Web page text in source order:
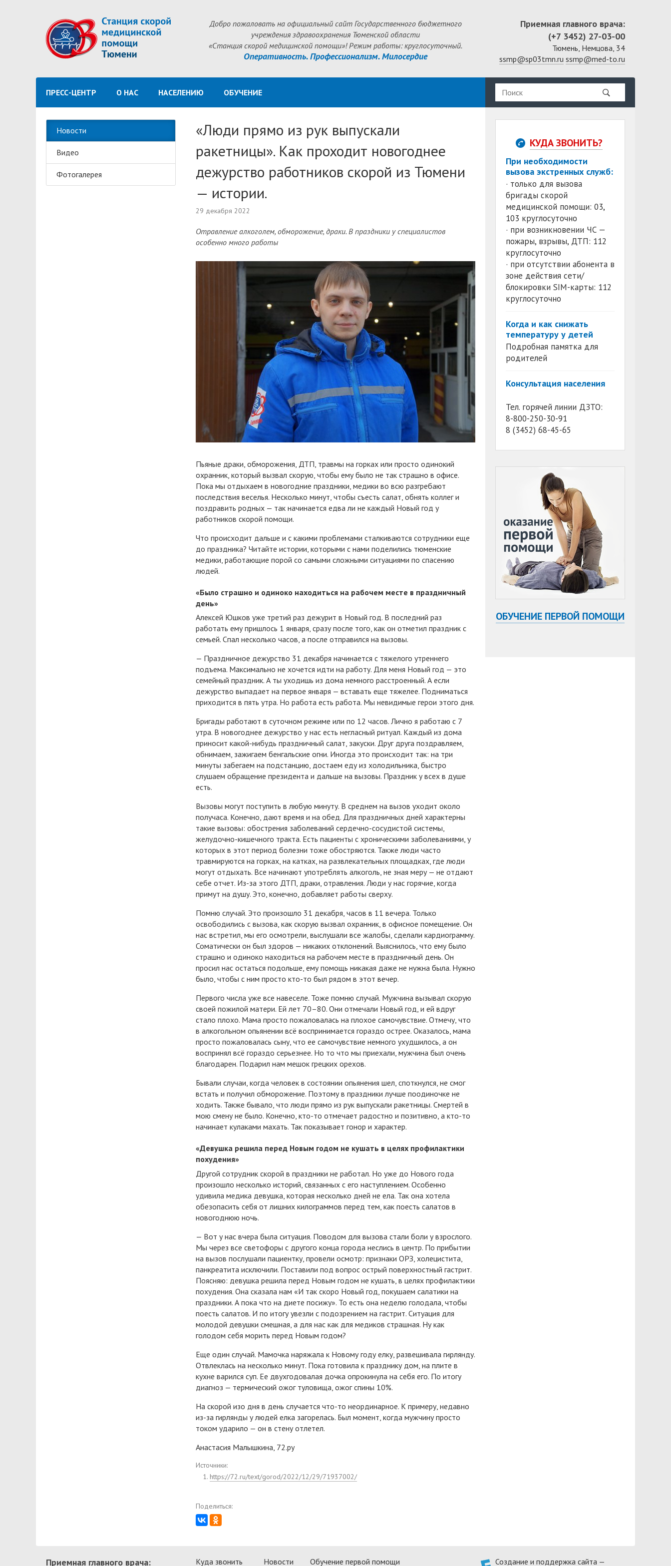
Добро пожаловать на официальный сайт Государственного бюджетного
учреждения здравоохранения Тюменской области
«Станция скорой медицинской помощи»! Режим работы: круглосуточный.
Оперативность. Профессионализм. Милосердие
Приемная главного врача:
(+7 3452) 27-03-00
Тюмень, Немцова, 34
ssmp@sp03tmn.ru ssmp@med-to.ru
ПРЕСС-ЦЕНТР О НАС НАСЕЛЕНИЮ ОБУЧЕНИЕ
Новости
Видео
Фотогалерея
«Люди прямо из рук выпускали
ракетницы». Как проходит новогоднее
дежурство работников скорой из Тюмени
— истории.
29 декабря 2022
Отравление алкоголем, обморожение, драки. В праздники у специалистов
особенно много работы
Пьяные драки, обморожения, ДТП, травмы на горках или просто одинокий
охранник, который вызвал скорую, чтобы ему было не так страшно в офисе.
Пока мы отдыхаем в новогодние праздники, медики во всю разгребают
последствия веселья. Несколько минут, чтобы съесть салат, обнять коллег и
поздравить родных — так начинается едва ли не каждый Новый год у
работников скорой помощи.
Что происходит дальше и с какими проблемами сталкиваются сотрудники еще
до праздника? Читайте истории, которыми с нами поделились тюменские
медики, работающие порой со самыми сложными ситуациями по спасению
людей.
«Было страшно и одиноко находиться на рабочем месте в праздничный
день»
Алексей Юшков уже третий раз дежурит в Новый год. В последний раз
работать ему пришлось 1 января, сразу после того, как он отметил праздник с
семьей. Спал несколько часов, а после отправился на вызовы.
— Праздничное дежурство 31 декабря начинается с тяжелого утреннего
подъема. Максимально не хочется идти на работу. Для меня Новый год — это
семейный праздник. А ты уходишь из дома немного расстроенный. А если
дежурство выпадает на первое января — вставать еще тяжелее. Подниматься
приходится в пять утра. Но работа есть работа. Мы невидимые герои этого дня.
Бригады работают в суточном режиме или по 12 часов. Лично я работаю с 7
утра. В новогоднее дежурство у нас есть негласный ритуал. Каждый из дома
приносит какой-нибудь праздничный салат, закуски. Друг друга поздравляем,
обнимаем, зажигаем бенгальские огни. Иногда это происходит так: на три
минуты забегаем на подстанцию, достаем еду из холодильника, быстро
слушаем обращение президента и дальше на вызовы. Праздник у всех в душе
есть.
Вызовы могут поступить в любую минуту. В среднем на вызов уходит около
получаса. Конечно, дают время и на обед. Для праздничных дней характерны
такие вызовы: обострения заболеваний сердечно-сосудистой системы,
желудочно-кишечного тракта. Есть пациенты с хроническими заболеваниями, у
которых в этот период болезни тоже обостряются. Также люди часто
травмируются на горках, на катках, на развлекательных площадках, где люди
могут отдыхать. Все начинают употреблять алкоголь, не зная меру — не отдают
себе отчет. Из-за этого ДТП, драки, отравления. Люди у нас горячие, когда
примут на душу. Это, конечно, добавляет работы сверху.
Помню случай. Это произошло 31 декабря, часов в 11 вечера. Только
освободились с вызова, как скорую вызвал охранник, в офисное помещение. Он
нас встретил, мы его осмотрели, выслушали все жалобы, сделали кардиограмму.
Соматически он был здоров — никаких отклонений. Выяснилось, что ему было
страшно и одиноко находиться на рабочем месте в праздничный день. Он
просил нас остаться подольше, ему помощь никакая даже не нужна была. Нужно
было, чтобы с ним просто кто-то был рядом в этот вечер.
Первого числа уже все навеселе. Тоже помню случай. Мужчина вызывал скорую
своей пожилой матери. Ей лет 70–80. Они отмечали Новый год, и ей вдруг
стало плохо. Мама просто пожаловалась на плохое самочувствие. Отмечу, что
в алкогольном опьянении всё воспринимается гораздо острее. Оказалось, мама
просто пожаловалась сыну, что ее самочувствие немного ухудшилось, а он
воспринял всё гораздо серьезнее. Но то что мы приехали, мужчина был очень
благодарен. Подарил нам мешок грецких орехов.
Бывали случаи, когда человек в состоянии опьянения шел, споткнулся, не смог
встать и получил обморожение. Поэтому в праздники лучше поодиночке не
ходить. Также бывало, что люди прямо из рук выпускали ракетницы. Смертей в
мою смену не было. Конечно, кто-то отмечает радостно и позитивно, а кто-то
начинает кулаками махать. Так показывает гонор и характер.
«Девушка решила перед Новым годом не кушать в целях профилактики
похудения»
Другой сотрудник скорой в праздники не работал. Но уже до Нового года
произошло несколько историй, связанных с его наступлением. Особенно
удивила медика девушка, которая несколько дней не ела. Так она хотела
обезопасить себя от лишних килограммов перед тем, как поесть салатов в
новогоднюю ночь.
— Вот у нас вчера была ситуация. Поводом для вызова стали боли у взрослого.
Мы через все светофоры с другого конца города неслись в центр. По прибытии
на вызов послушали пациентку, провели осмотр: признаки ОРЗ, холецистита,
панкреатита исключили. Поставили под вопрос острый поверхностный гастрит.
Поясняю: девушка решила перед Новым годом не кушать, в целях профилактики
похудения. Она сказала нам «И так скоро Новый год, покушаем салатики на
праздники. А пока что на диете посижу». То есть она неделю голодала, чтобы
поесть салатов. И по итогу увезли с подозрением на гастрит. Ситуация для
молодой девушки смешная, а для нас как для медиков страшная. Ну как
голодом себя морить перед Новым годом?
Еще один случай. Мамочка наряжала к Новому году елку, развешивала гирлянду.
Отвлеклась на несколько минут. Пока готовила к празднику дом, на плите в
кухне варился суп. Ее двухгодовалая дочка опрокинула на себя его. По итогу
диагноз — термический ожог туловища, ожог спины 10%.
На скорой изо дня в день случается что-то неординарное. К примеру, недавно
из-за гирлянды у людей елка загорелась. Был момент, когда мужчину просто
током ударило — он в стену отлетел.
Анастасия Малышкина, 72.ру
Источники:
https://72.ru/text/gorod/2022/12/29/71937002/
Поделиться:
КУДА ЗВОНИТЬ?
При необходимости
вызова экстренных служб:
· только для вызова
бригады скорой
медицинской помощи: 03,
103 круглосуточно
· при возникновении ЧС —
пожары, взрывы, ДТП: 112
круглосуточно
· при отсутствии абонента в
зоне действия сети/
блокировки SIM-карты: 112
круглосуточно
Когда и как снижать
температуру у детей
Подробная памятка для
родителей
Консультация населения
Тел. горячей линии ДЗТО:
8-800-250-30-91
8 (3452) 68-45-65
ОБУЧЕНИЕ ПЕРВОЙ ПОМОЩИ
Приемная главного врача: Куда звонить Новости Обучение первой помощи Создание и поддержка сайта —